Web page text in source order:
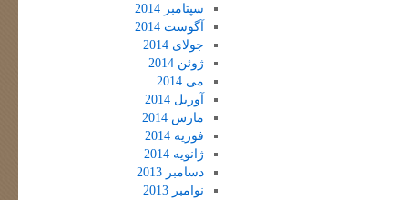
سپتامبر 2014
آگوست 2014
جولای 2014
ژوئن 2014
می 2014
آوریل 2014
مارس 2014
فوریه 2014
ژانویه 2014
دسامبر 2013
نوامبر 2013